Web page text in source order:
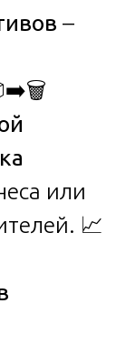
–
или
📈